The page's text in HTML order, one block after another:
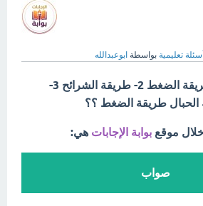
أسئلة تعليمية بواسطة ابوعبدالله
طرائق التشكيل 1-طريقة الضغط 2- طريقة الشرائح 3-
الحبال طريقة الضغط ؟؟
موقع بوابة الإجابات هي:
صواب